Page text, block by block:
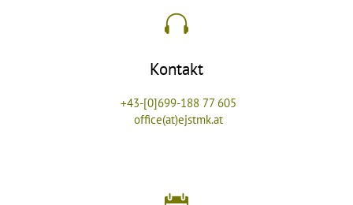
Kontakt
+43-[0]699-188 77 605
office(at)ejstmk.at